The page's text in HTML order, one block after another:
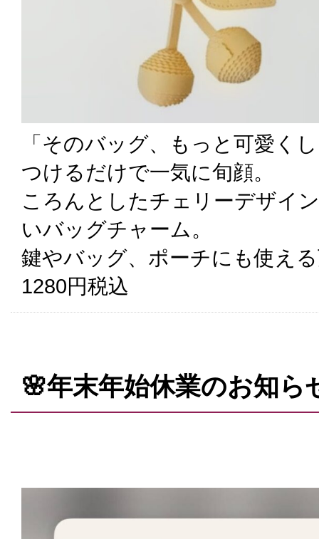
「そのバッグ、もっと可愛く
つけるだけで一気に旬顔。
ころんとしたチェリーデザイ
いバッグチャーム。
鍵やバッグ、ポーチにも使え
1280円税込
🌸年末年始休業のお知ら